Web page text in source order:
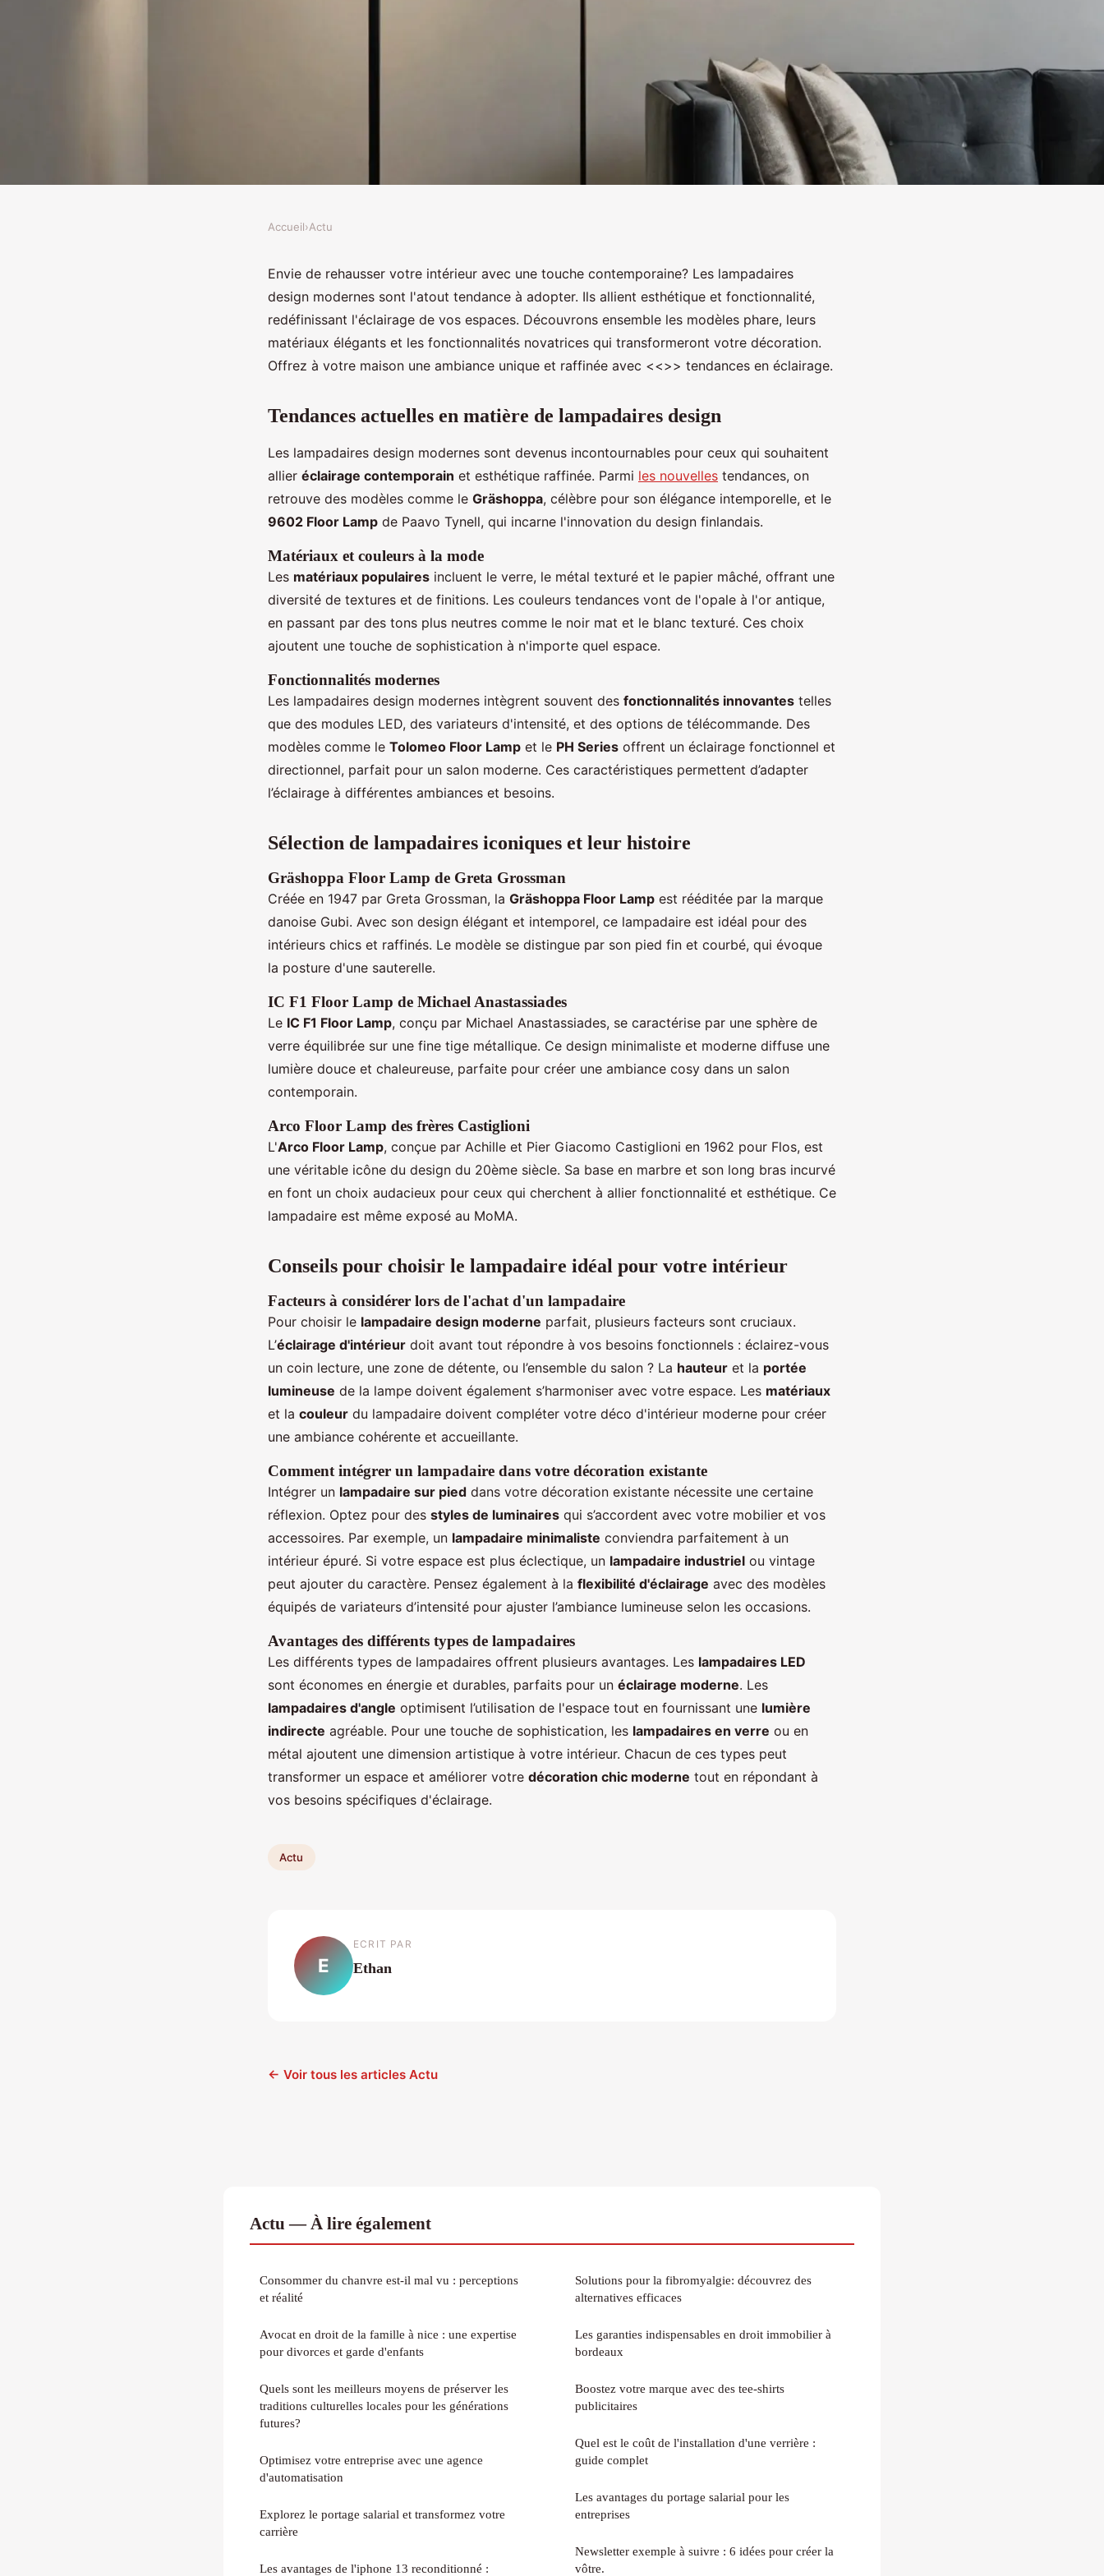
Tendances modernes: lampadaire design
pour votre intérieur
Accueil›Actu
Envie de rehausser votre intérieur avec une touche contemporaine? Les lampadaires
design modernes sont l'atout tendance à adopter. Ils allient esthétique et fonctionnalité,
redéfinissant l'éclairage de vos espaces. Découvrons ensemble les modèles phare, leurs
matériaux élégants et les fonctionnalités novatrices qui transformeront votre décoration.
Offrez à votre maison une ambiance unique et raffinée avec <<>> tendances en éclairage.
Tendances actuelles en matière de lampadaires design
Les lampadaires design modernes sont devenus incontournables pour ceux qui souhaitent
allier éclairage contemporain et esthétique raffinée. Parmi les nouvelles tendances, on
retrouve des modèles comme le Gräshoppa, célèbre pour son élégance intemporelle, et le
9602 Floor Lamp de Paavo Tynell, qui incarne l'innovation du design finlandais.
Matériaux et couleurs à la mode
Les matériaux populaires incluent le verre, le métal texturé et le papier mâché, offrant une
diversité de textures et de finitions. Les couleurs tendances vont de l'opale à l'or antique,
en passant par des tons plus neutres comme le noir mat et le blanc texturé. Ces choix
ajoutent une touche de sophistication à n'importe quel espace.
Fonctionnalités modernes
Les lampadaires design modernes intègrent souvent des fonctionnalités innovantes telles
que des modules LED, des variateurs d'intensité, et des options de télécommande. Des
modèles comme le Tolomeo Floor Lamp et le PH Series offrent un éclairage fonctionnel et
directionnel, parfait pour un salon moderne. Ces caractéristiques permettent d’adapter
l’éclairage à différentes ambiances et besoins.
Sélection de lampadaires iconiques et leur histoire
Gräshoppa Floor Lamp de Greta Grossman
Créée en 1947 par Greta Grossman, la Gräshoppa Floor Lamp est rééditée par la marque
danoise Gubi. Avec son design élégant et intemporel, ce lampadaire est idéal pour des
intérieurs chics et raffinés. Le modèle se distingue par son pied fin et courbé, qui évoque
la posture d'une sauterelle.
IC F1 Floor Lamp de Michael Anastassiades
Le IC F1 Floor Lamp, conçu par Michael Anastassiades, se caractérise par une sphère de
verre équilibrée sur une fine tige métallique. Ce design minimaliste et moderne diffuse une
lumière douce et chaleureuse, parfaite pour créer une ambiance cosy dans un salon
contemporain.
Arco Floor Lamp des frères Castiglioni
L'Arco Floor Lamp, conçue par Achille et Pier Giacomo Castiglioni en 1962 pour Flos, est
une véritable icône du design du 20ème siècle. Sa base en marbre et son long bras incurvé
en font un choix audacieux pour ceux qui cherchent à allier fonctionnalité et esthétique. Ce
lampadaire est même exposé au MoMA.
Conseils pour choisir le lampadaire idéal pour votre intérieur
Facteurs à considérer lors de l'achat d'un lampadaire
Pour choisir le lampadaire design moderne parfait, plusieurs facteurs sont cruciaux.
L’éclairage d'intérieur doit avant tout répondre à vos besoins fonctionnels : éclairez-vous
un coin lecture, une zone de détente, ou l’ensemble du salon ? La hauteur et la portée
lumineuse de la lampe doivent également s’harmoniser avec votre espace. Les matériaux
et la couleur du lampadaire doivent compléter votre déco d'intérieur moderne pour créer
une ambiance cohérente et accueillante.
Comment intégrer un lampadaire dans votre décoration existante
Intégrer un lampadaire sur pied dans votre décoration existante nécessite une certaine
réflexion. Optez pour des styles de luminaires qui s’accordent avec votre mobilier et vos
accessoires. Par exemple, un lampadaire minimaliste conviendra parfaitement à un
intérieur épuré. Si votre espace est plus éclectique, un lampadaire industriel ou vintage
peut ajouter du caractère. Pensez également à la flexibilité d'éclairage avec des modèles
équipés de variateurs d’intensité pour ajuster l’ambiance lumineuse selon les occasions.
Avantages des différents types de lampadaires
Les différents types de lampadaires offrent plusieurs avantages. Les lampadaires LED
sont économes en énergie et durables, parfaits pour un éclairage moderne. Les
lampadaires d'angle optimisent l’utilisation de l'espace tout en fournissant une lumière
indirecte agréable. Pour une touche de sophistication, les lampadaires en verre ou en
métal ajoutent une dimension artistique à votre intérieur. Chacun de ces types peut
transformer un espace et améliorer votre décoration chic moderne tout en répondant à
vos besoins spécifiques d'éclairage.
Actu
E
ECRIT PAR
Ethan
← Voir tous les articles Actu
Actu — À lire également
Consommer du chanvre est-il mal vu : perceptions
et réalité
Avocat en droit de la famille à nice : une expertise
pour divorces et garde d'enfants
Quels sont les meilleurs moyens de préserver les
traditions culturelles locales pour les générations
futures?
Optimisez votre entreprise avec une agence
d'automatisation
Explorez le portage salarial et transformez votre
carrière
Les avantages de l'iphone 13 reconditionné :
Solutions pour la fibromyalgie: découvrez des
alternatives efficaces
Les garanties indispensables en droit immobilier à
bordeaux
Boostez votre marque avec des tee-shirts
publicitaires
Quel est le coût de l'installation d'une verrière :
guide complet
Les avantages du portage salarial pour les
entreprises
Newsletter exemple à suivre : 6 idées pour créer la
vôtre.